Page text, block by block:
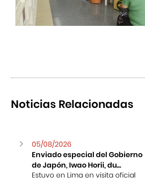
Noticias Relacionadas
05/08/2026
Enviado especial del Gobierno
de Japón, Iwao Horii, du...
Estuvo en Lima en visita oficial